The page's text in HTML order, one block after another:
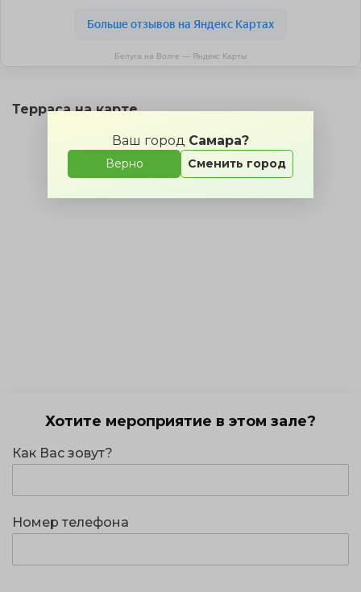
Ваш город Самара?
Верно Сменить город
Белуга на Волге — Яндекс Карты
Терраса на карте
Хотите мероприятие в этом зале?
Как Вас зовут?
Номер телефона